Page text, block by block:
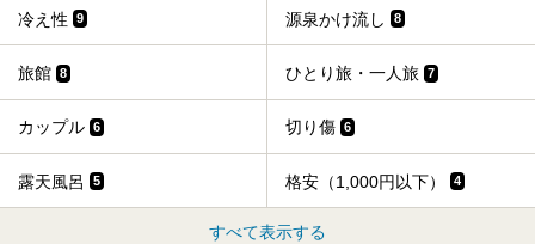
冷え性 9 源泉かけ流し 8
旅館 8 ひとり旅・一人旅 7
カップル 6 切り傷 6
露天風呂 5 格安（1,000円以下） 4
すべて表示する